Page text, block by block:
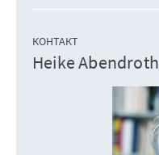
КОНТАКТ
Heike Abendroth